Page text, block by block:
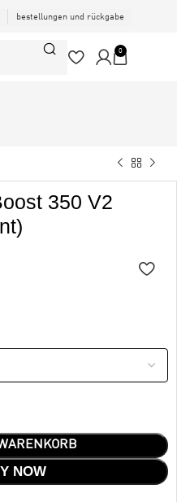
bestellungen und rückgabe
0
350 V2
NOW